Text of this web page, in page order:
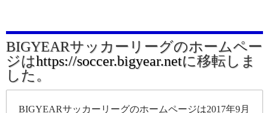
BIGYEARサッカーリーグのホームペー
ジはhttps://soccer.bigyear.netに移転しま
した。
BIGYEARサッカーリーグのホームページは2017年9月